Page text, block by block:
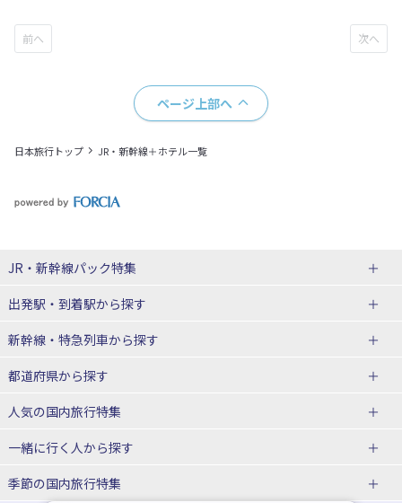
ページ上部へ
日本旅行トップ JR・新幹線＋ホテル一覧
JR・新幹線パック特集
JR・新幹線＋ホテルパック
出張パック
出発駅・到着駅から探す
秋田⇔東京 新幹線パック
仙台→東京 新幹線パック
富山⇔東京 新幹線パック
東京→仙台 新幹線パック
東京→金沢 新幹線パック
新幹線・特急列車から探す
北海道新幹線 旅行
山形新幹線 旅行
東海道新幹線 旅行
上越新幹線 旅行
都道府県から探す
北海道旅行・ツアー
東北
人気の国内旅行特集
東京ディズニーリゾート®への旅
ユニバーサル・スタジオ・ジャパ
一緒に行く人から探す
一人旅 国内版
季節の国内旅行特集